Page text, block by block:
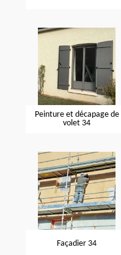
Peinture et décapage de
volet 34
Façadier 34